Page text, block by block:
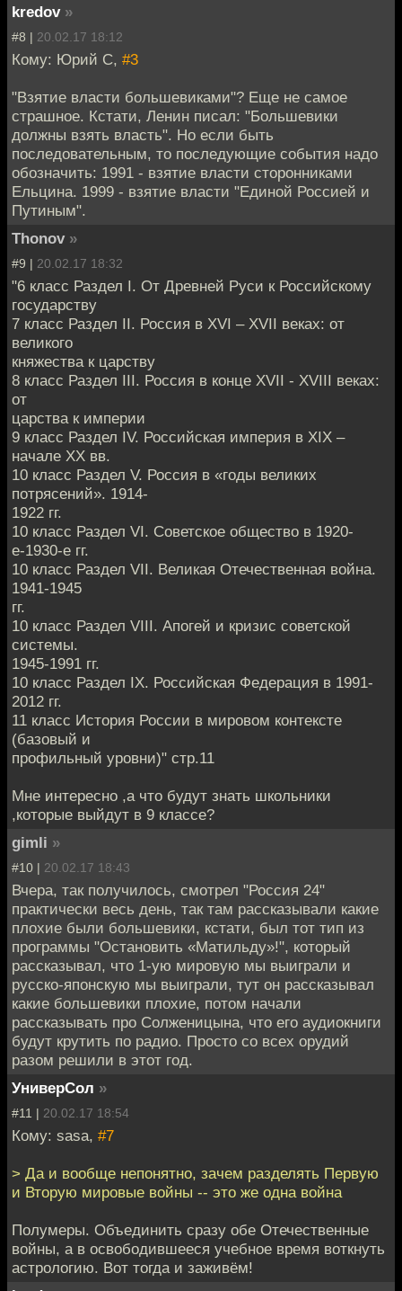
kredov »
#8 | 20.02.17 18:12
Кому: Юрий С, #3
"Взятие власти большевиками"? Еще не самое
страшное. Кстати, Ленин писал: "Большевики
должны взять власть". Но если быть
последовательным, то последующие события надо
обозначить: 1991 - взятие власти сторонниками
Ельцина. 1999 - взятие власти "Единой Россией и
Путиным".
Thonov »
#9 | 20.02.17 18:32
"6 класс Раздел I. От Древней Руси к Российскому
государству
7 класс Раздел II. Россия в XVI – XVII веках: от
великого
княжества к царству
8 класс Раздел III. Россия в конце XVII - XVIII веках:
от
царства к империи
9 класс Раздел IV. Российская империя в XIX –
начале XX вв.
10 класс Раздел V. Россия в «годы великих
потрясений». 1914-
1922 гг.
10 класс Раздел VI. Советское общество в 1920-
е-1930-е гг.
10 класс Раздел VII. Великая Отечественная война.
1941-1945
гг.
10 класс Раздел VIII. Апогей и кризис советской
системы.
1945-1991 гг.
10 класс Раздел IX. Российская Федерация в 1991-
2012 гг.
11 класс История России в мировом контексте
(базовый и
профильный уровни)" стр.11
Мне интересно ,а что будут знать школьники
,которые выйдут в 9 классе?
gimli »
#10 | 20.02.17 18:43
Вчера, так получилось, смотрел "Россия 24"
практически весь день, так там рассказывали какие
плохие были большевики, кстати, был тот тип из
программы "Остановить «Матильду»!", который
рассказывал, что 1-ую мировую мы выиграли и
русско-японскую мы выиграли, тут он рассказывал
какие большевики плохие, потом начали
рассказывать про Солженицына, что его аудиокниги
будут крутить по радио. Просто со всех орудий
разом решили в этот год.
УниверСол »
#11 | 20.02.17 18:54
Кому: sasa, #7
> Да и вообще непонятно, зачем разделять Первую
и Вторую мировые войны -- это же одна война
Полумеры. Объединить сразу обе Отечественные
войны, а в освободившееся учебное время воткнуть
астрологию. Вот тогда и заживём!